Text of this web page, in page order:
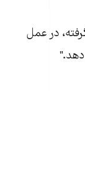
در عمل
دهد."